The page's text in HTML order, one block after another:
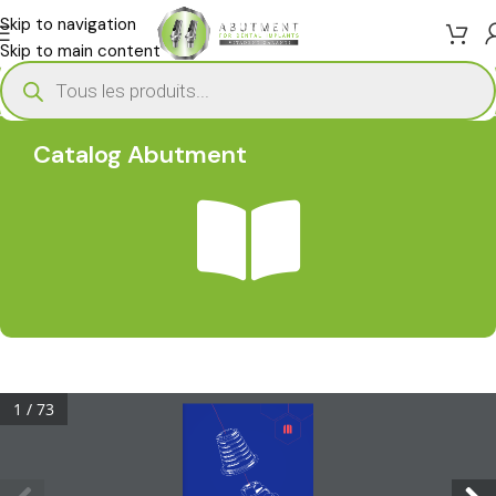
Skip to navigation
Skip to main content
Catalog Abutment
1 / 73